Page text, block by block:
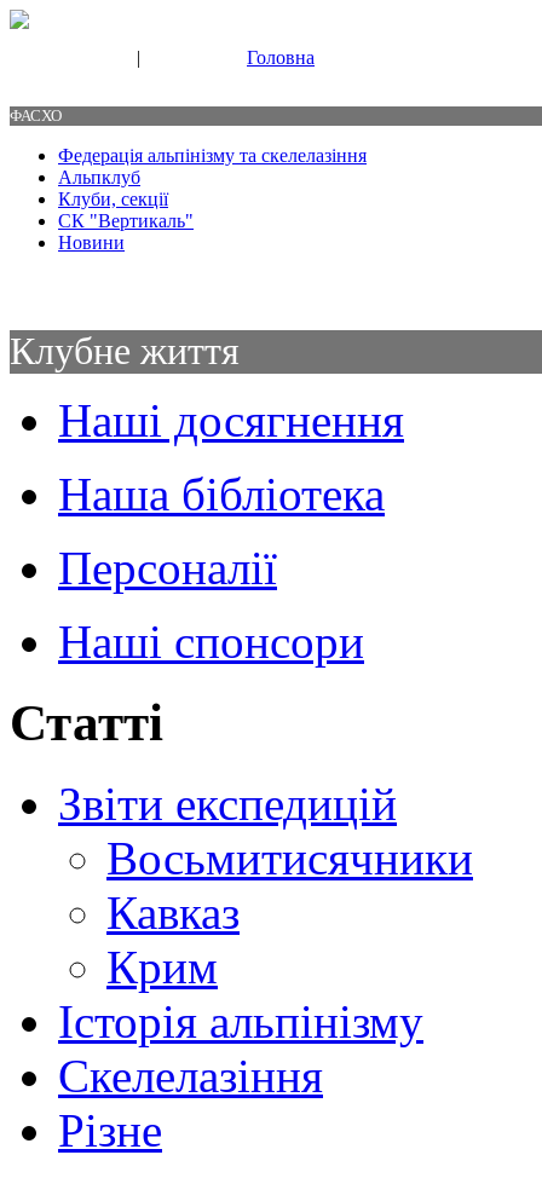
| Головна
ФАСХО
Федерація альпінізму та скелелазіння
Альпклуб
Клуби, секції
СК "Вертикаль"
Новини
Клубне життя
Наші досягнення
Наша бібліотека
Персоналії
Наші спонсори
Статті
Звіти експедицій
Восьмитисячники
Кавказ
Крим
Історія альпінізму
Скелелазіння
Різне